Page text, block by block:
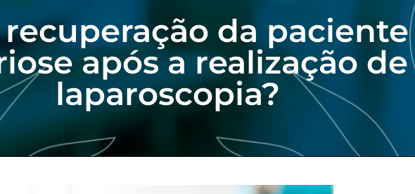
recuperação da
após a realização
laparoscopia?